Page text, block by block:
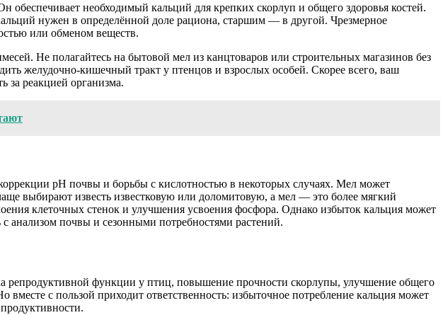
необходимый кальций для крепких скорлуп и общего здоровья костей.
нужен в определённой доле рациона, старшим — в другой. Чрезмерное
или обменом веществ.
Не полагайтесь на бытовой мел из канцтоваров или строительных магазинов без
желудочно-кишечный тракт у птенцов и взрослых особей. Скорее всего, ваш
за реакцией организма.
pH почвы и борьбы с кислотностью в некоторых случаях. Мел может
выбирают известь известковую или доломитовую, а мел — это более мягкий
клеточных стенок и улучшения усвоения фосфора. Однако избыток кальция может
анализом почвы и сезонными потребностями растений.
функции у птиц, повышение прочности скорлупы, улучшение общего
с пользой приходит ответственность: избыточное потребление кальция может